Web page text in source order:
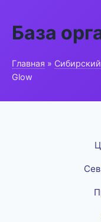
База
Главная »
Glow